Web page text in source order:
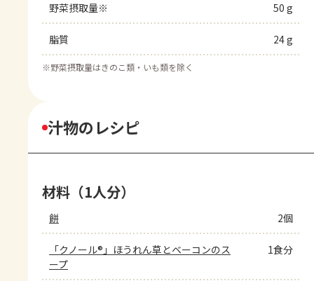
野菜摂取量※ 50 g
脂質 24 g
※野菜摂取量はきのこ類・いも類を除く
汁物のレシピ
材料（1人分）
餅 2個
「クノール®」ほうれん草とベーコンのス
ープ
1食分